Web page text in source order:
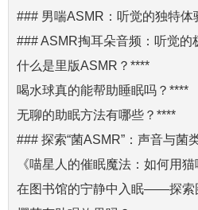
### 男喘ASMR：听觉的独特体
### ASMR掏耳朵音频：听觉的
什么是里版ASMR？****
喝水球真的能帮助睡眠吗？****
无聊的助眠方法有哪些？****
### 探索“菌ASMR”：声音与菌
《喵星人的催眠魔法：如何用
在图书馆的宁静中入眠——探索